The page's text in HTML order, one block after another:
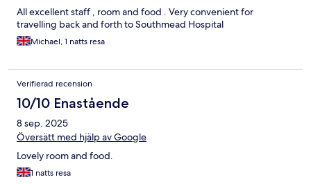
All excellent staff , room and food . Very convenient for
travelling back and forth to Southmead Hospital
Michael, 1 natts resa
Verifierad recension
10/10 Enastående
8 sep. 2025
Översätt med hjälp av Google
Lovely room and food.
1 natts resa